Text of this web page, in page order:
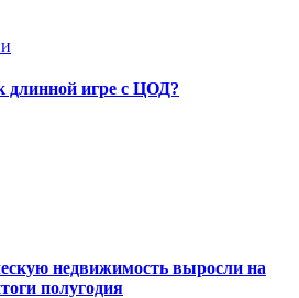
длинной игре с ЦОД?
недвижимость выросли на
полугодия